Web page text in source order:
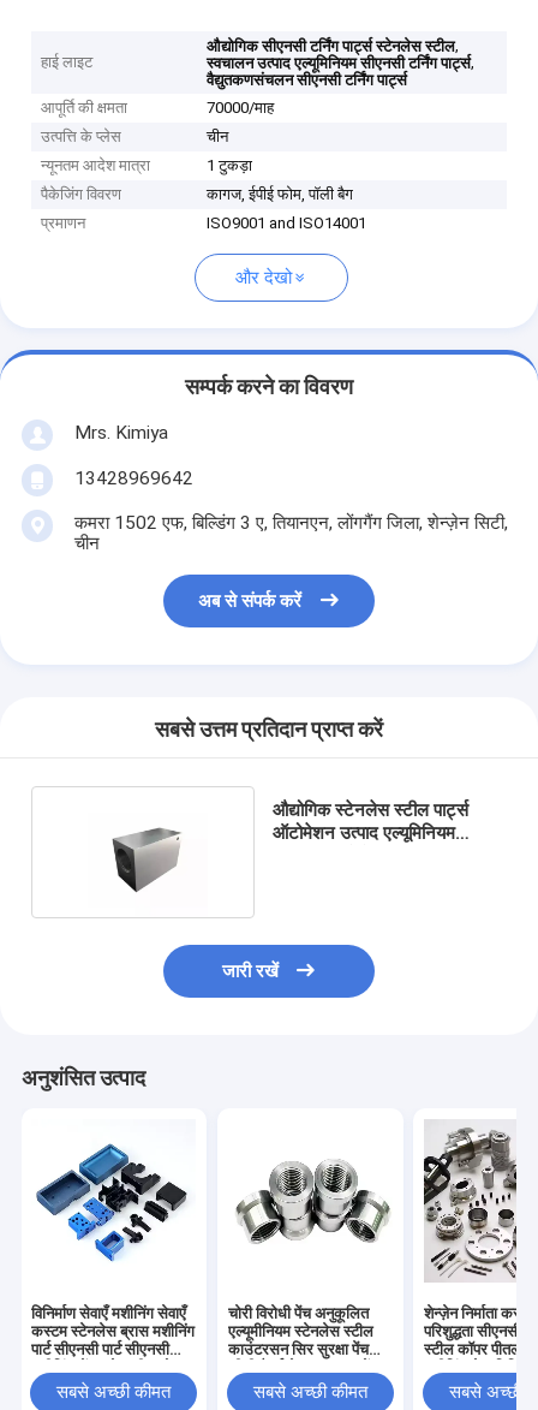
हाई लाइट
औद्योगिक सीएनसी टर्निंग पार्ट्स स्टेनलेस स्टील,
स्वचालन उत्पाद एल्यूमिनियम सीएनसी टर्निंग पार्ट्स,
वैद्युतकणसंचलन सीएनसी टर्निंग पार्ट्स
आपूर्ति की क्षमता
70000/माह
उत्पत्ति के प्लेस
चीन
न्यूनतम आदेश मात्रा
1 टुकड़ा
पैकेजिंग विवरण
कागज, ईपीई फोम, पॉली बैग
प्रमाणन
ISO9001 and ISO14001
और देखो
सम्पर्क करने का विवरण
Mrs. Kimiya
13428969642
कमरा 1502 एफ, बिल्डिंग 3 ए, तियानएन, लोंगगैंग जिला, शेन्ज़ेन सिटी,
चीन
अब से संपर्क करें
सबसे उत्तम प्रतिदान प्राप्त करें
औद्योगिक स्टेनलेस स्टील पार्ट्स
ऑटोमेशन उत्पाद एल्यूमिनियम
जारी रखें
अनुशंसित उत्पाद
विनिर्माण सेवाएँ मशीनिंग सेवाएँ
कस्टम स्टेनलेस ब्रास मशीनिंग
पार्ट सीएनसी पार्ट सीएनसी
सीएनसी पार्ट्स मशीनिंग सेवाएँ
सबसे अच्छी कीमत
चोरी विरोधी पेंच अनुकूलित
एल्यूमीनियम स्टेनलेस स्टील
काउंटरसन सिर सुरक्षा पेंच
सबसे अच्छी कीमत
शेन्ज़ेन निर्माता
परिशुद्धता सीएनसी
स्टील कॉपर पीतल
पार्ट्ससबसे अच्छी